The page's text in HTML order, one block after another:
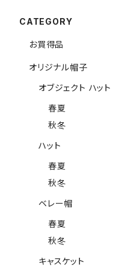
CATEGORY
お買得品
オリジナル帽子
オブジェクト ハット
春夏
秋冬
ハット
春夏
秋冬
ベレー帽
春夏
秋冬
キャスケット